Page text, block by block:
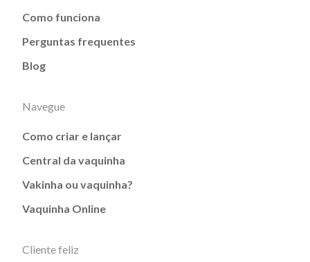
Como funciona
Perguntas frequentes
Blog
Navegue
Como criar e lançar
Central da vaquinha
Vakinha ou vaquinha?
Vaquinha Online
Cliente feliz